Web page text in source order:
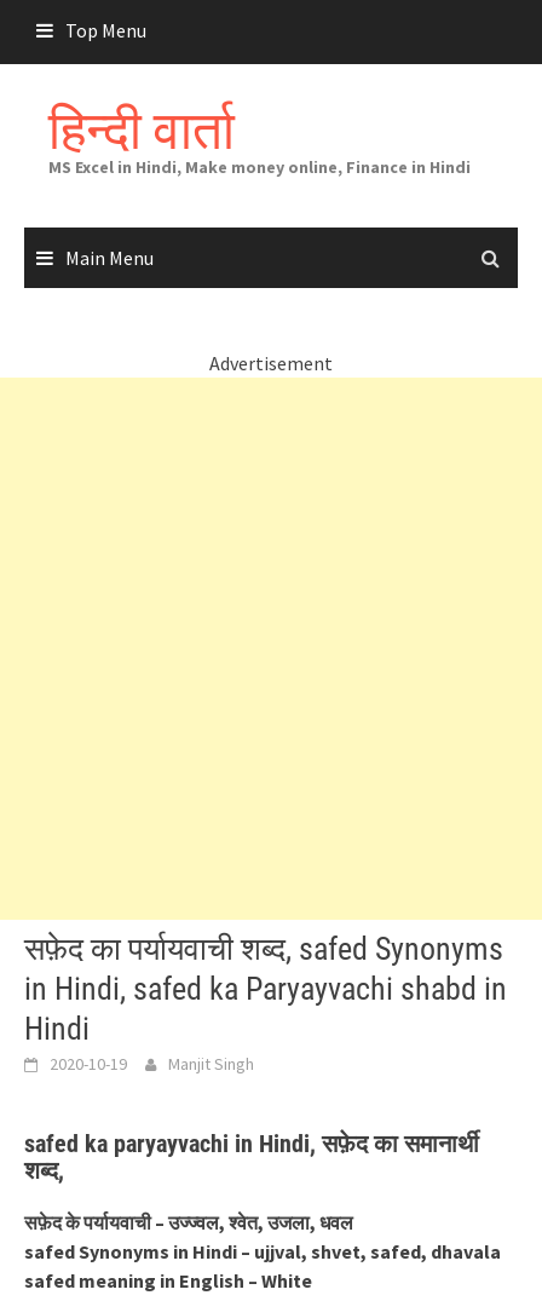
content
Top Menu
हिन्दी वार्ता
MS Excel in Hindi, Make money online, Finance in Hindi
Main Menu
Advertisement
सफ़ेद का पर्यायवाची शब्द, safed Synonyms
in Hindi, safed ka Paryayvachi shabd in
Hindi
2020-10-19 Manjit Singh
safed ka paryayvachi in Hindi, सफ़ेद का समानार्थी
शब्द,
सफ़ेद के पर्यायवाची – उज्ज्वल, श्वेत, उजला, धवल
safed Synonyms in Hindi – ujjval, shvet, safed, dhavala
safed meaning in English – White